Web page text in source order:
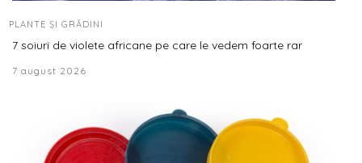
PLANTE ȘI GRĂDINI
7 soiuri de violete africane pe care le vedem foarte rar
7 august 2026